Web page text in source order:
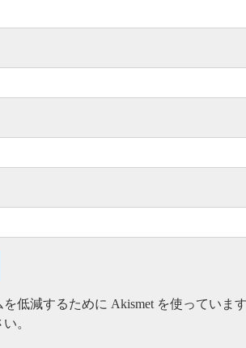
低減するために Akismet を使っています
い。